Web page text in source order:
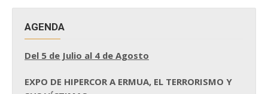
AGENDA
Del 5 de Julio al 4 de Agosto
EXPO DE HIPERCOR A ERMUA, EL TERRORISMO Y